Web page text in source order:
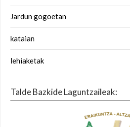
Jardun gogoetan
kataian
lehiaketak
Talde Bazkide Laguntzaileak: